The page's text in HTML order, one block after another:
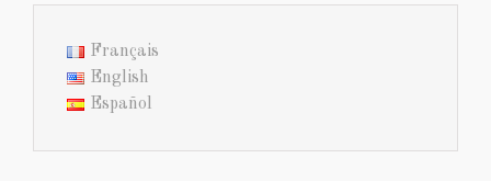
Français
English
Español